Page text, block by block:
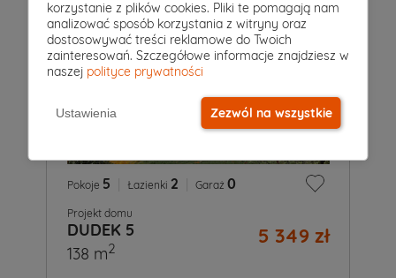
Pokoje 5 Łazienki 2 Garaż 0
Projekt domu
DUDEK 5 5 349 zł
138 m2
korzystanie z plików cookies. Pliki te pomagają nam
analizować sposób korzystania z witryny oraz
dostosowywać treści reklamowe do Twoich
zainteresowań. Szczegółowe informacje znajdziesz w
naszej polityce prywatności
Ustawienia Zezwól na wszystkie